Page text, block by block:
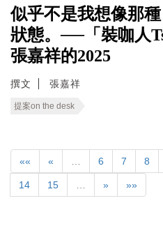
似乎不是我想像那
狀態。──「裝咖人
張嘉祥的2025
撰文 張嘉祥
提案on the desk
«« « 6 7 8
14 15 » »»